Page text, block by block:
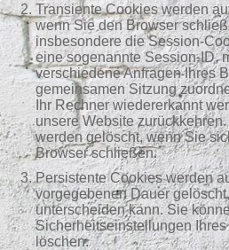
Transiente Cookies werden
wenn Sie den Browser
insbesondere die Session-
eine sogenannte Session-ID,
verschiedene Anfragen Ihres
gemeinsamen Sitzung
Ihr Rechner wiedererkannt
unsere Website
werden gelöscht, wenn Sie
Browser schließen.
Persistente Cookies werden
vorgegebenen Dauer
unterscheiden kann. Sie
Sicherheitseinstellungen
löschen.